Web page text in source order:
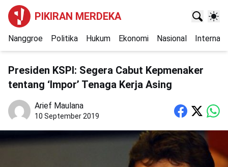
PIKIRAN MERDEKA
Nanggroe Politika Hukum Ekonomi Nasional
Presiden KSPI: Segera Cabut Kepmenaker
tentang ‘Impor’ Tenaga Kerja Asing
Arief Maulana
10 September 2019